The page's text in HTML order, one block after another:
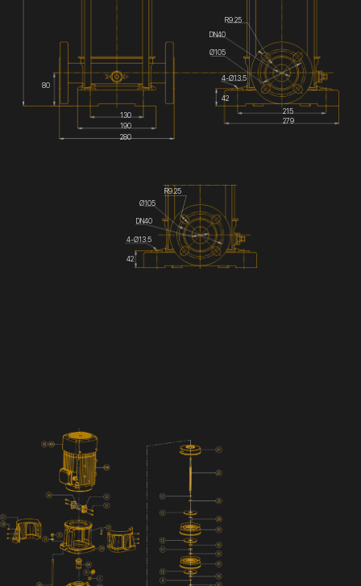
DN40
80
130
190
280
215
279
42
4-Ø13.5
Ø105
R9.25
DN40
R9.25
Ø105
4-Ø13.5
42